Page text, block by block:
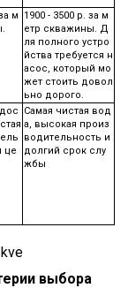
м
1900 - 3500 р. за м
етр скважины. Д
ля полного устро
йства требуется н
асос, который мо
жет стоить довол
ьно дорого.
це
Самая чистая вод
а, высокая произ
водительность и
долгий срок слу
жбы
выбора